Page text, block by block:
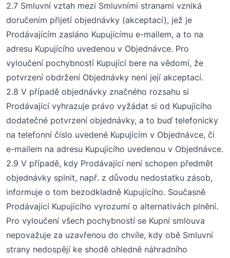
2.7 Smluvní vztah mezi Smluvními stranami vzniká
doručením přijetí objednávky (akceptací), jež je
Prodávajícím zasláno Kupujícímu e-mailem, a to na
adresu Kupujícího uvedenou v Objednávce. Pro
vyloučení pochybností Kupující bere na vědomí, že
potvrzení obdržení Objednávky není její akceptací.
2.8 V případě objednávky značného rozsahu si
Prodávající vyhrazuje právo vyžádat si od Kupujícího
dodatečné potvrzení objednávky, a to buď telefonicky
na telefonní číslo uvedené Kupujícím v Objednávce, či
e-mailem na adresu Kupujícího uvedenou v Objednávce.
2.9 V případě, kdy Prodávající není schopen předmět
objednávky splnit, např. z důvodu nedostatku zásob,
informuje o tom bezodkladně Kupujícího. Současně
Prodávající Kupujícího vyrozumí o alternativách plnění.
Pro vyloučení všech pochybností se Kupní smlouva
nepovažuje za uzavřenou do chvíle, kdy obě Smluvní
strany nedospějí ke shodě ohledně náhradního